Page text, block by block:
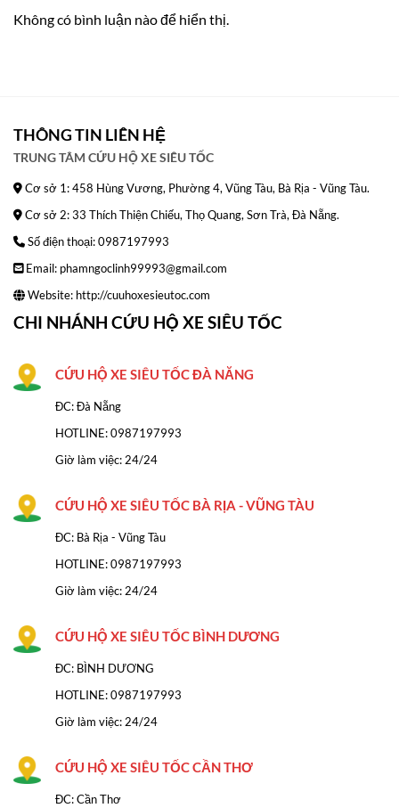
Không có bình luận nào để hiển thị.
THÔNG TIN LIÊN HỆ
TRUNG TÂM CỨU HỘ XE SIÊU TỐC
Cơ sở 1: 458 Hùng Vương, Phường 4, Vũng Tàu, Bà Rịa - Vũng Tàu.
Cơ sở 2: 33 Thích Thiện Chiếu, Thọ Quang, Sơn Trà, Đà Nẵng.
Số điện thoại: 0987197993
Email: phamngoclinh99993@gmail.com
Website: http://cuuhoxesieutoc.com
CHI NHÁNH CỨU HỘ XE SIÊU TỐC
CỨU HỘ XE SIÊU TỐC ĐÀ NĂNG
ĐC: Đà Nẵng
HOTLINE:0987197993
Giờ làm việc: 24/24
CỨU HỘ XE SIÊU TỐC BÀ RỊA - VŨNG TÀU
ĐC: Bà Rịa - Vũng Tàu
HOTLINE: 0987197993
Giờ làm việc: 24/24
CỨU HỘ XE SIÊU TỐC BÌNH DƯƠNG
ĐC: BÌNH DƯƠNG
HOTLINE: 0987197993
Giờ làm việc: 24/24
CỨU HỘ XE SIÊU TỐC CẦN THƠ
ĐC: Cần Thơ